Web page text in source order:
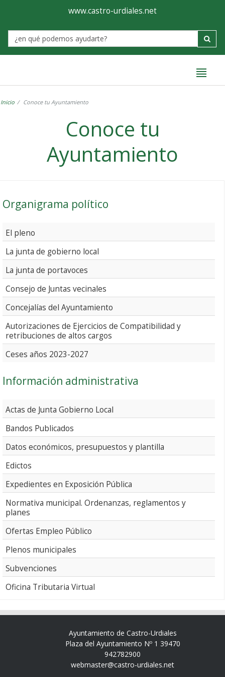
Ayuntamiento
de
Castro-
www.castro-urdiales.net
Label
Inicio Conoce tu Ayuntamiento
Conoce tu
Ayuntamiento
Organigrama político
El pleno
La junta de gobierno local
La junta de portavoces
Consejo de Juntas vecinales
Concejalías del Ayuntamiento
Autorizaciones de Ejercicios de Compatibilidad y
retribuciones de altos cargos
Ceses años 2023-2027
Información administrativa
Actas de Junta Gobierno Local
Bandos Publicados
Datos económicos, presupuestos y plantilla
Edictos
Expedientes en Exposición Pública
Normativa municipal. Ordenanzas, reglamentos y
planes
Ofertas Empleo Público
Plenos municipales
Subvenciones
Oficina Tributaria Virtual
Ayuntamiento de Castro-Urdiales
Plaza del Ayuntamiento Nº 1 39470
942782900
webmaster@castro-urdiales.net